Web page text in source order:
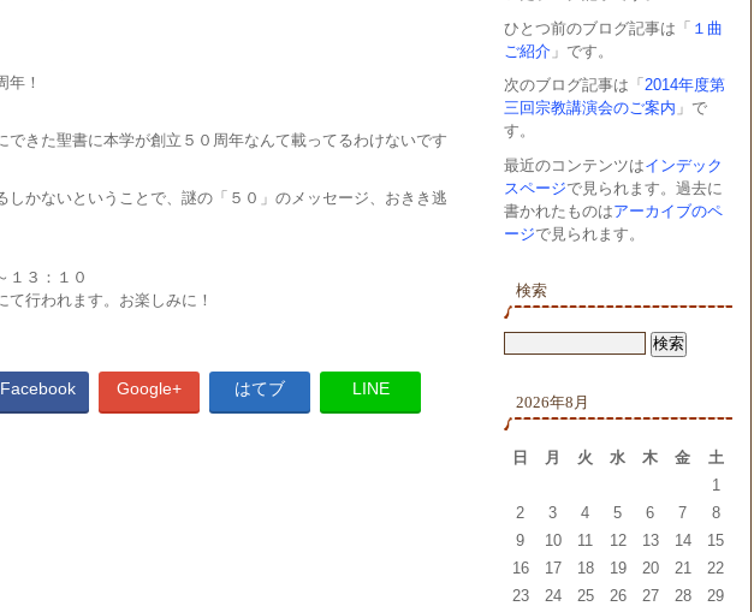
年！
できた聖書に本学が創立５０周年なんて載ってるわけないです
しかないということで、謎の「５０」のメッセージ、おきき逃
１３：１０
行われます。お楽しみに！
Facebook Google+ はてブ LINE
ひとつ前のブログ記事は「 １曲
ご紹介 」です。
次のブログ記事は「 2014年度第
三回宗教講演会のご案内 」で
す。
最近のコンテンツはインデック
スページで見られます。過去に
書かれたものはアーカイブのペ
ージで見られます。
検索
2026年8月
日 月 火 水 木 金
土
1
2
3 4 5 6 7
8
9
10 11 12 13 14
15
16
17 18 19 20 21
22
23
24 25 26 27 28
29